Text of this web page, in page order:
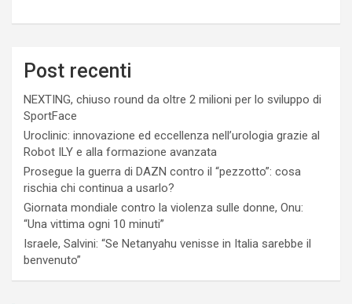
Post recenti
NEXTING, chiuso round da oltre 2 milioni per lo sviluppo di
SportFace
Uroclinic: innovazione ed eccellenza nell’urologia grazie al
Robot ILY e alla formazione avanzata
Prosegue la guerra di DAZN contro il “pezzotto”: cosa
rischia chi continua a usarlo?
Giornata mondiale contro la violenza sulle donne, Onu:
“Una vittima ogni 10 minuti”
Israele, Salvini: “Se Netanyahu venisse in Italia sarebbe il
benvenuto”